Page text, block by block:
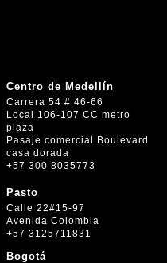
Centro de Medellín
Carrera 54 # 46-66
Local 106-107 CC metro
plaza
Pasaje comercial Boulevard
casa dorada
+57 300 8035773
Pasto
Calle 22#15-97
Avenida Colombia
+57 3125711831
Bogotá